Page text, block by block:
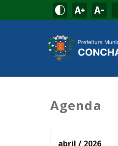
Agenda
abril / 2026